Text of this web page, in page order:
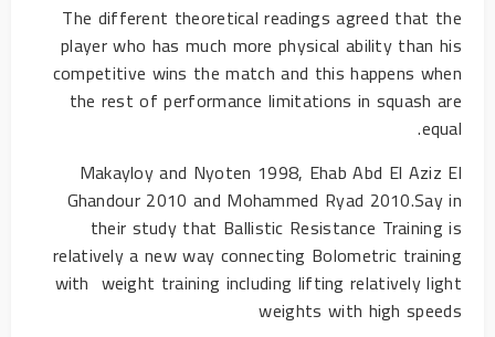
The different theoretical readings agreed that the
player who has much more physical ability than his
competitive wins the match and this happens when
the rest of performance limitations in squash are
equal.
Makayloy and Nyoten 1998, Ehab Abd El Aziz El
Ghandour 2010 and Mohammed Ryad 2010.Say in
their study that Ballistic Resistance Training is
relatively a new way connecting Bolometric training
with weight training including lifting relatively light
weights with high speeds